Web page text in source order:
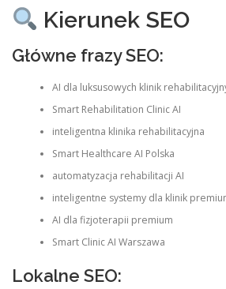
Kierunek SEO
Główne frazy SEO:
AI dla luksusowych klinik
Smart Rehabilitation Clinic AI
inteligentna klinika rehabilitacyjna
Smart Healthcare AI Polska
automatyzacja rehabilitacji AI
inteligentne systemy dla klinik
AI dla fizjoterapii premium
Smart Clinic AI Warszawa
Lokalne SEO: